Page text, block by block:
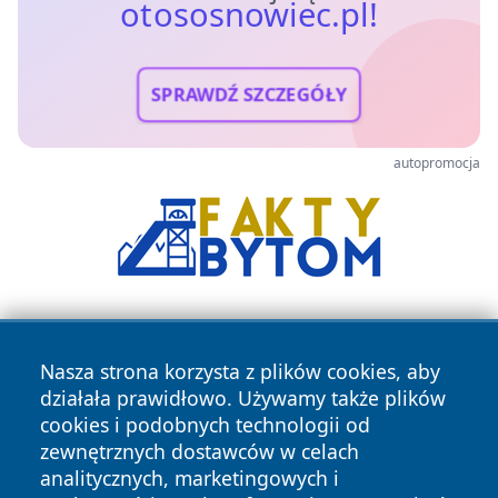
otososnowiec.pl!
SPRAWDŹ SZCZEGÓŁY
autopromocja
Nasza strona korzysta z plików cookies, aby
działała prawidłowo. Używamy także plików
cookies i podobnych technologii od
zewnętrznych dostawców w celach
analitycznych, marketingowych i
Copyright © 2026 otososnowiec.pl Wszystkie prawa
zastrzeżone.